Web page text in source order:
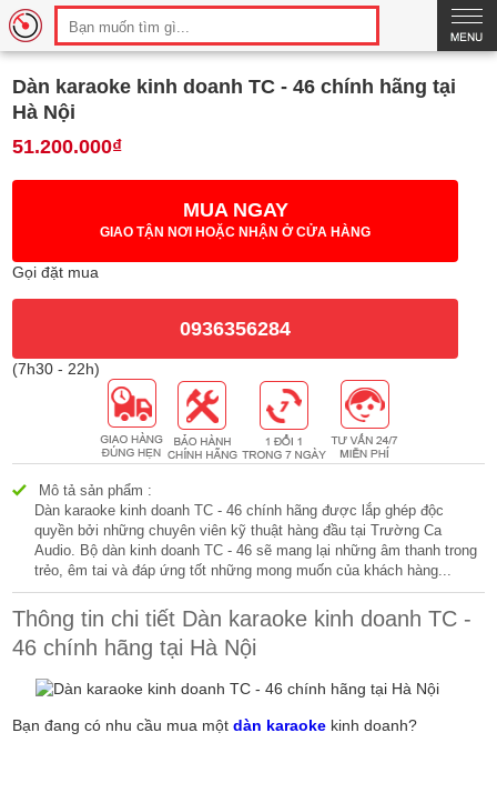
Dàn karaoke kinh doanh TC - 46 chính hãng tại
Hà Nội
Thông số Hình ảnh Bình luận
51.200.000₫
MUA NGAY
GIAO TẬN NƠI HOẶC NHẬN Ở CỬA HÀNG
Gọi đặt mua
0936356284
(7h30 - 22h)
Mô tả sản phẩm :
Dàn karaoke kinh doanh TC - 46 chính hãng được lắp ghép độc
quyền bởi những chuyên viên kỹ thuật hàng đầu tại Trường Ca
Audio. Bộ dàn kinh doanh TC - 46 sẽ mang lại những âm thanh trong
trẻo, êm tai và đáp ứng tốt những mong muốn của khách hàng...
Thông tin chi tiết Dàn karaoke kinh doanh TC -
46 chính hãng tại Hà Nội
Bạn đang có nhu cầu mua mộtdàn karaoke kinh doanh?